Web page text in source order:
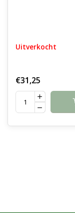
Huishoudelijk
Riem
Uitverkocht
€31,25